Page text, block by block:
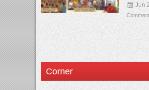
Jun
Corner